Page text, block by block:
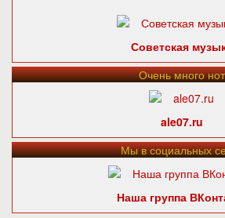
Советская
Очень много нот
ale07.ru
Мы в социальных
Наша группа